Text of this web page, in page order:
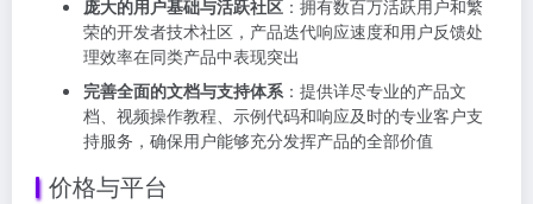
庞大的用户基础与活跃社区 ：拥有数百万活跃用户和繁
荣的开发者技术社区，产品迭代响应速度和用户反馈处
理效率在同类产品中表现突出
完善全面的文档与支持体系 ：提供详尽专业的产品文
档、视频操作教程、示例代码和响应及时的专业客户支
持服务，确保用户能够充分发挥产品的全部价值
价格与平台